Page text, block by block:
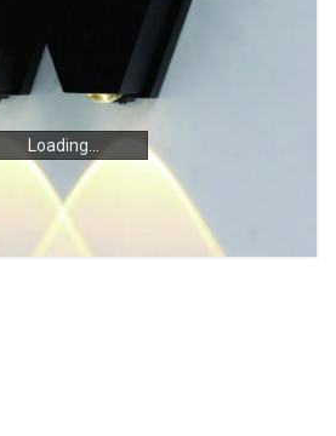
Loading...
Loading...